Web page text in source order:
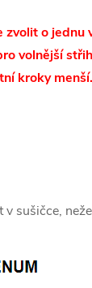
zvolit o jednu
volnější
kroky menší.
v sušičce,